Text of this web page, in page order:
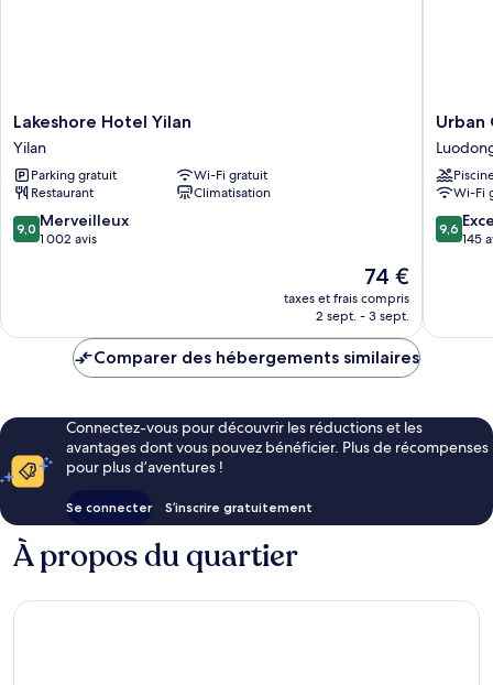
Lakeshore
Hotel
Yilan
Yilan
Lakeshore Hotel Yilan
Yilan
Parking gratuit
Wi-Fi gratuit
Restaurant
Climatisation
9.0
sur
9,0 Merveilleux
1 002 avis
Le
nouveau
prix
de
74 €
taxes et frais compris
2 sept. - 3 sept.
Urban
Oasis
Inn
Urban
Wi-Fi
9.6
sur
9,6
145
Comparer des hébergements similaires
Connectez-vous pour découvrir les réductions et les
avantages dont vous pouvez bénéficier. Plus de récompenses
pour plus d’aventures !
Se connecter S’inscrire gratuitement
À propos du quartier